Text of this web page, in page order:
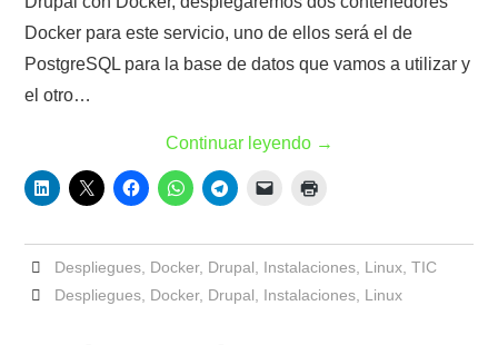
Docker para este servicio, uno de ellos será el de
PostgreSQL para la base de datos que vamos a utilizar y
el otro…
Continuar leyendo →
Despliegues, Docker, Drupal Instalaciones, Linux, TIC
Despliegues, Docker, Drupal Instalaciones, Linux